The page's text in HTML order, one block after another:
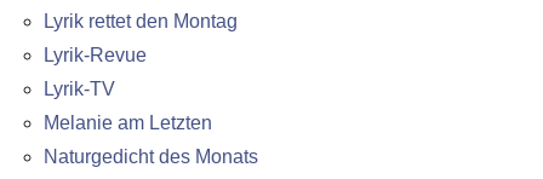
Lyrik rettet den Montag
Lyrik-Revue
Lyrik-TV
Melanie am Letzten
Naturgedicht des Monats